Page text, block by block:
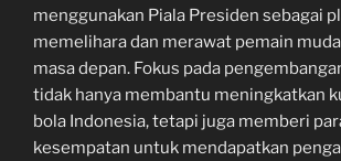
menggunakan Piala Presiden sebagai
memelihara dan merawat pemain
masa depan. Fokus pada
tidak hanya membantu meningkatkan
bola Indonesia, tetapi juga memberi
kesempatan untuk mendapatkan